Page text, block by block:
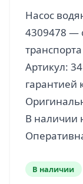
Насос
4309478 —
Артикул:
гарантией
В наличии
В наличии